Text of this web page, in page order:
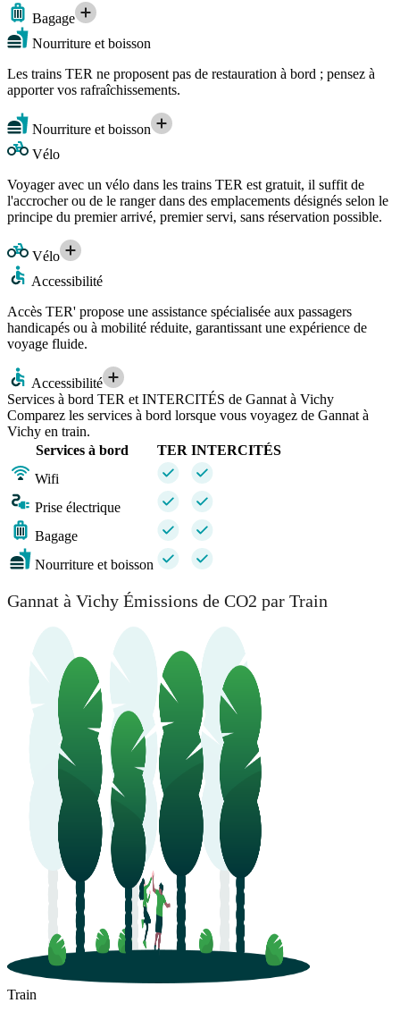
Bagage
Nourriture et boisson
Les trains TER ne proposent pas de restauration à bord ; pensez à
apporter vos rafraîchissements.
Nourriture et boisson
Vélo
Voyager avec un vélo dans les trains TER est gratuit, il suffit de
l'accrocher ou de le ranger dans des emplacements désignés selon le
principe du premier arrivé, premier servi, sans réservation possible.
Vélo
Accessibilité
Accès TER' propose une assistance spécialisée aux passagers
handicapés ou à mobilité réduite, garantissant une expérience de
voyage fluide.
Accessibilité
Services à bord TER et INTERCITÉS de Gannat à Vichy
Comparez les services à bord lorsque vous voyagez de Gannat à
Vichy en train.
Services à bord
TER INTERCITÉS
Wifi
Prise électrique
Bagage
Nourriture et boisson
Gannat à Vichy Émissions de CO2 par Train
Train